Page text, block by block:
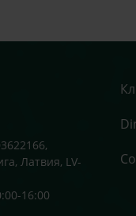
Латвия, LV-
16:00